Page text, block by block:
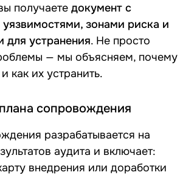
получаете документ с
зонами риска и
для устранения. Не просто
— мы объясняем, почему
как их устранить.
сопровождения
разрабатывается на
аудита и включает:
внедрения или доработки